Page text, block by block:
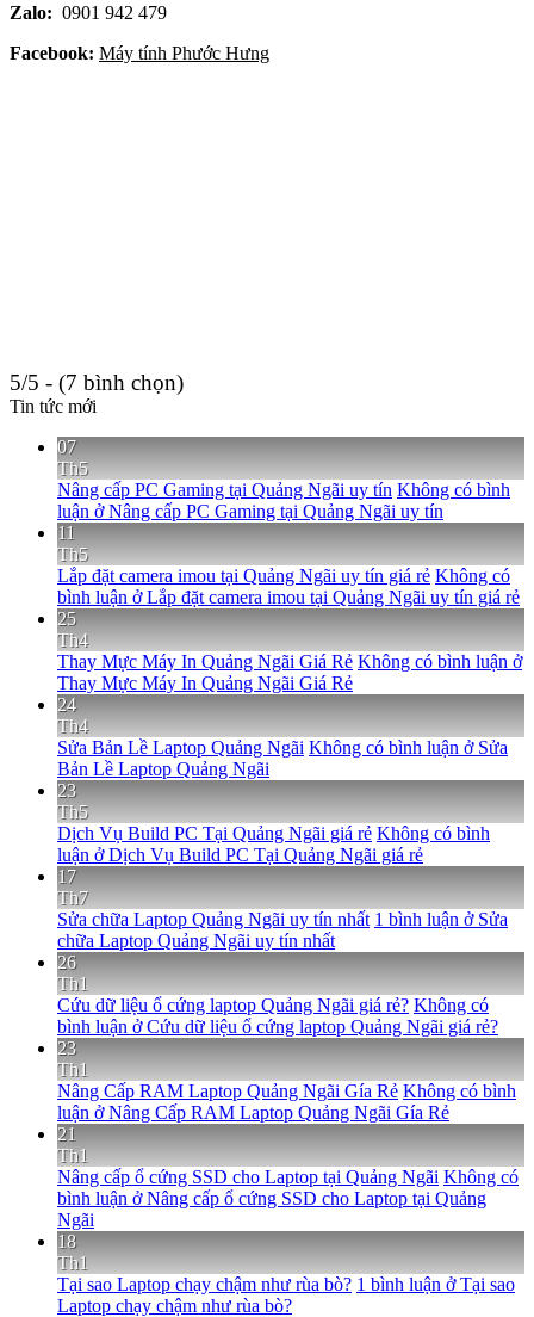
Zalo: 0901 942 479
Facebook: Máy tính Phước Hưng
5/5 - (7 bình chọn)
Tin tức mới
07
Th5
Nâng cấp PC Gaming tại Quảng Ngãi uy tín Không có bình
luận ở Nâng cấp PC Gaming tại Quảng Ngãi uy tín
11
Th5
Lắp đặt camera imou tại Quảng Ngãi uy tín giá rẻ Không có
bình luận ở Lắp đặt camera imou tại Quảng Ngãi uy tín giá rẻ
25
Th4
Thay Mực Máy In Quảng Ngãi Giá Rẻ Không có bình luận ở
Thay Mực Máy In Quảng Ngãi Giá Rẻ
24
Th4
Sửa Bản Lề Laptop Quảng Ngãi Không có bình luận ở Sửa
Bản Lề Laptop Quảng Ngãi
23
Th5
Dịch Vụ Build PC Tại Quảng Ngãi giá rẻ Không có bình
luận ở Dịch Vụ Build PC Tại Quảng Ngãi giá rẻ
17
Th7
Sửa chữa Laptop Quảng Ngãi uy tín nhất 1 bình luận ở Sửa
chữa Laptop Quảng Ngãi uy tín nhất
26
Th1
Cứu dữ liệu ổ cứng laptop Quảng Ngãi giá rẻ? Không có
bình luận ở Cứu dữ liệu ổ cứng laptop Quảng Ngãi giá rẻ?
23
Th1
Nâng Cấp RAM Laptop Quảng Ngãi Gía Rẻ Không có bình
luận ở Nâng Cấp RAM Laptop Quảng Ngãi Gía Rẻ
21
Th1
Nâng cấp ổ cứng SSD cho Laptop tại Quảng Ngãi Không có
bình luận ở Nâng cấp ổ cứng SSD cho Laptop tại Quảng
Ngãi
18
Th1
Tại sao Laptop chạy chậm như rùa bò? 1 bình luận ở Tại sao
Laptop chạy chậm như rùa bò?